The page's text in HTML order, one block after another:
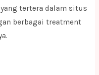
tertera dalam situs
berbagai treatment